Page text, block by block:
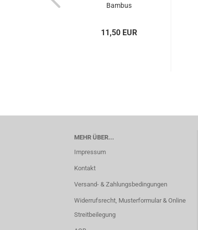
Bambus
11,50 EUR
MEHR ÜBER...
Impressum
Kontakt
Versand- & Zahlungsbedingungen
Widerrufsrecht, Musterformular & Online
Streitbeilegung